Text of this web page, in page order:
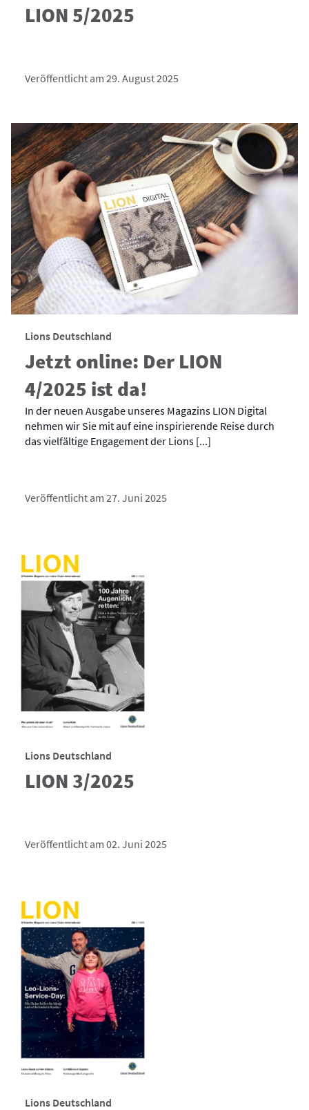
LION 5/2025
Veröffentlicht am 29. August 2025
Lions Deutschland
Jetzt online: Der LION
4/2025 ist da!
In der neuen Ausgabe unseres Magazins LION Digital
nehmen wir Sie mit auf eine inspirierende Reise durch
das vielfältige Engagement der Lions [...]
Veröffentlicht am 27. Juni 2025
Lions Deutschland
LION 3/2025
Veröffentlicht am 02. Juni 2025
Lions Deutschland